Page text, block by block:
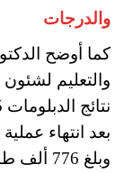
والدرجات
كما أوضح
والتعليم لشئون
وبلغ